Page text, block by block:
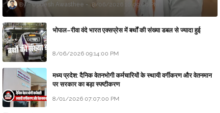
Updesh Awasthee 8/06/2026 10:09:00 PM
भोपाल–रीवा वंदे भारत एक्सप्रेस में बर्थों की संख्या डबल से ज्यादा हुई
8/06/2026 09:14:00 PM
मध्य प्रदेश: दैनिक वेतनभोगी कर्मचारियों के स्थायी वर्गीकरण और वेतनमान
पर सरकार का बड़ा स्पष्टीकरण
8/01/2026 07:07:00 PM